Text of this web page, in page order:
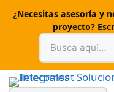
¿Necesitas asesoría y
proyecto?